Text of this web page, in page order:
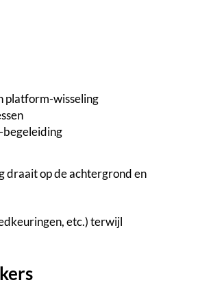
platform-wisseling
begeleiding
draait op de achtergrond en
etc.) terwijl